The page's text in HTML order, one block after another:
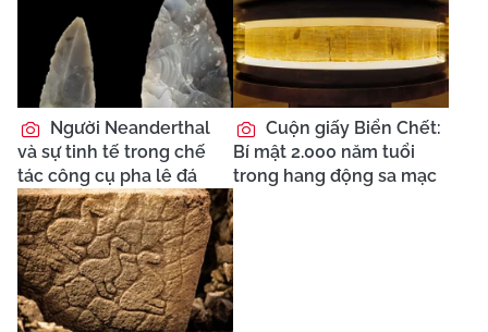
Người Neanderthal
và sự tinh tế trong chế
tác công cụ pha lê đá
Cuộn giấy Biển Chết:
Bí mật 2.000 năm tuổi
trong hang động sa mạc